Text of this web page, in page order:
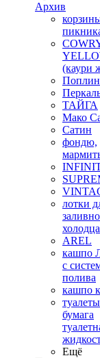
Архив
(каури
Поплин
ТАЙГА
Мако
Сатин
фондю,
лотки
холодца
AREL
кашпо
с
полива
кашпо
бумага
Ещё